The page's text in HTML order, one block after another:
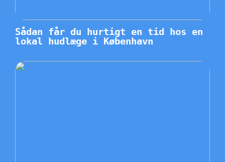
Sådan får du hurtigt en tid hos en
lokal hudlæge i København